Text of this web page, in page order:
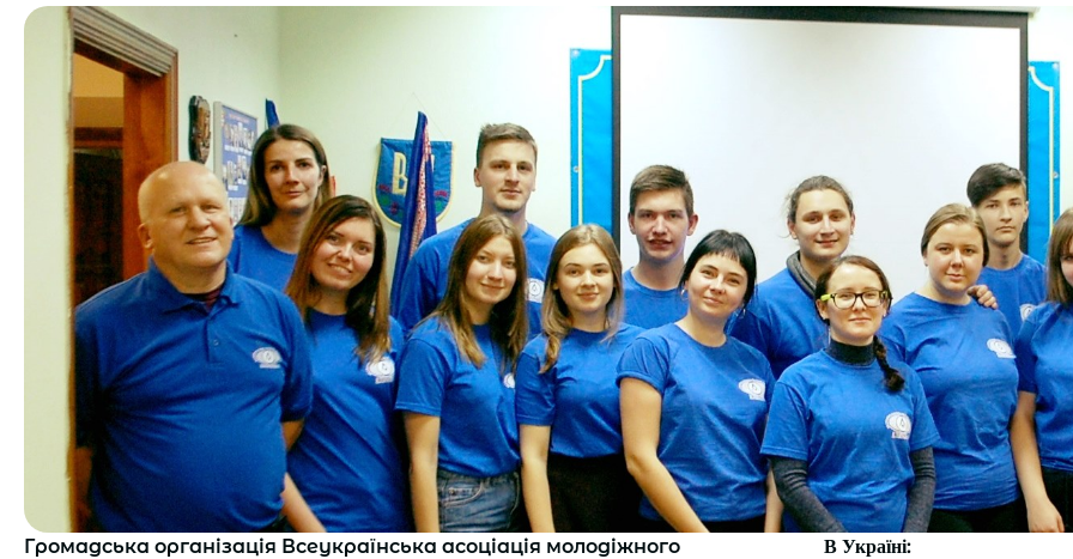
Громадська організація Всеукраїнська асоціація молодіжного
В Україні: